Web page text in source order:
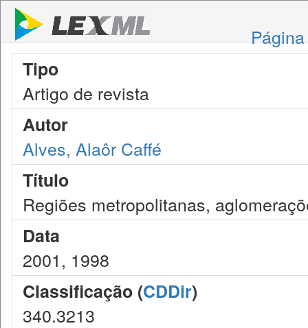
Tipo
Artigo de revista
Autor
Alves, Alaôr Caffé
Título
Regiões metropolitanas,
Data
2001, 1998
Classificação (CDDir)
340.3213